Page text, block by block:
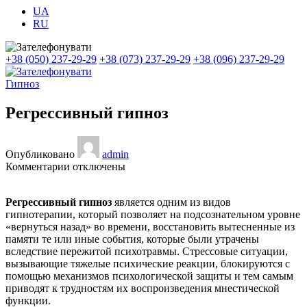
UA
RU
+38 (050) 237-29-29 +38 (073) 237-29-29 +38 (096) 237-29-29
Гипноз
Регрессивный гипноз
Опубликовано
admin
Комментарии к
гипноз
отключены
Регрессивный гипноз является одним из видов
гипнотерапии, который позволяет на подсознательном уровне
«вернуться назад» во времени, восстановить вытесненные из
памяти те или иные события, которые были утрачены
вследствие пережитой психотравмы. Стрессовые ситуации,
вызывающие тяжелые психические реакции, блокируются с
помощью механизмов психологической защиты и тем самым
приводят к трудностям их воспроизведения мнестической
функции.